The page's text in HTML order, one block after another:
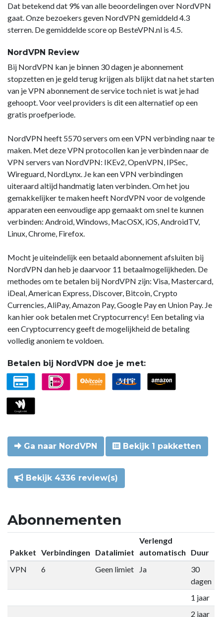
Dat betekend dat 9% van alle beoordelingen over NordVPN
gaat. Onze bezoekers geven NordVPN gemiddeld 4.3
sterren. De gemiddelde score op BesteVPN.nl is 4.5.
NordVPN Review
Bij NordVPN kan je binnen 30 dagen je abonnement
stopzetten en je geld terug krijgen als blijkt dat na het starten
van je VPN abonnement de service toch niet is wat je had
gehoopt. Voor veel providers is dit een alternatief op een
gratis proefperiode.
NordVPN heeft 5570 servers om een VPN verbinding naar te
maken. Met deze VPN protocollen kan je verbinden naar de
VPN servers van NordVPN: IKEv2, OpenVPN, IPSec,
Wireguard, NordLynx. Je kan een VPN verbindingen
uiteraard altijd handmatig laten verbinden. Om het jou
gemakkelijker te maken heeft NordVPN voor de volgende
apparaten een eenvoudige app gemaakt om snel te kunnen
verbinden: Android, Windows, MacOSX, iOS, AndroidTV,
Linux, Chrome, Firefox.
Mocht je uiteindelijk een betaald abonnement afsluiten bij
NordVPN dan heb je daarvoor 11 betaalmogelijkheden. De
methodes om te betalen bij NordVPN zijn: Visa, Mastercard,
iDeal, American Express, Discover, Bitcoin, Crypto
Currencies, AliPay, Amazon Pay, Google Pay en Union Pay. Je
kan hier ook betalen met Cryptocurrency! Een betaling via
een Cryptocurrency geeft de mogelijkheid de betaling
volledig anoniem te voldoen.
Betalen bij NordVPN doe je met:
Ga naar NordVPN Bekijk 1 pakketten
Bekijk 4336 review(s)
Abonnementen
Pakket Verbindingen Datalimiet
Verlengd
automatisch
Duur
VPN
6 Geen limiet Ja
30
dagen
1 jaar
2 jaar